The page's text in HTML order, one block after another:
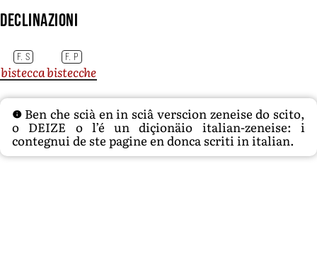
Declinazioni
F. S F. P
bisteccabistecche
Ben che scià en in sciâ verscion zeneise do scito,
o DEIZE o l’é un diçionäio italian-zeneise: i
contegnui de ste pagine en donca scriti in italian.